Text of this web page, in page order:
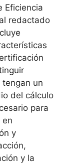
Eficiencia
redactado
un
del cálculo
para
en
y
y la